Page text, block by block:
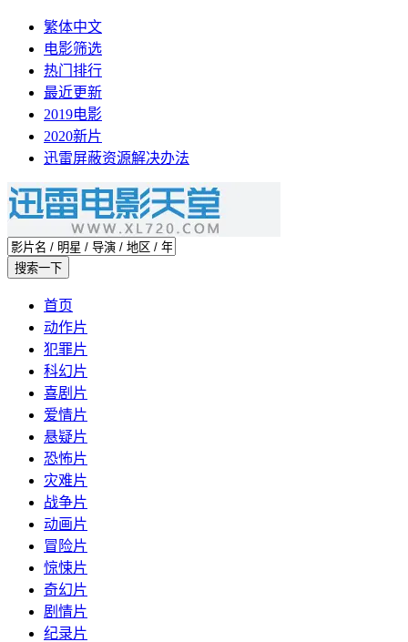
繁体中文
电影筛选
热门排行
最近更新
2019电影
2020新片
迅雷屏蔽资源解决办法
首页
动作片
犯罪片
科幻片
喜剧片
爱情片
悬疑片
恐怖片
灾难片
战争片
动画片
冒险片
惊悚片
奇幻片
剧情片
纪录片